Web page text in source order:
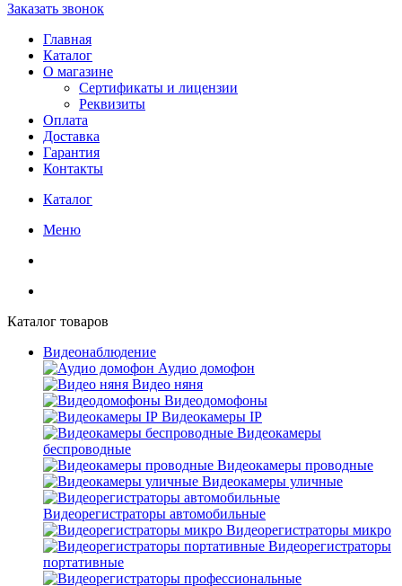
Заказать звонок
Главная
Каталог
О магазине
Сертификаты и лицензии
Реквизиты
Оплата
Доставка
Гарантия
Контакты
Каталог
Меню
Каталог товаров
Видеонаблюдение
Аудио домофон
Видео няня
Видеодомофоны
Видеокамеры IP
Видеокамеры
беспроводные
Видеокамеры проводные
Видеокамеры уличные
Видеорегистраторы автомобильные
Видеорегистраторы микро
Видеорегистраторы
портативные